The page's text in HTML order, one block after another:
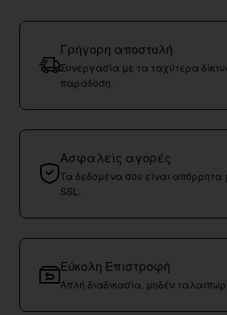
Γρήγορη αποστολή
Συνεργασία με τα ταχύτερα
παράδοση.
Ασφαλείς αγορές
Τα δεδομένα σου είναι
SSL.
Εύκολη Επιστροφή
Απλή διαδικασία, μηδέν